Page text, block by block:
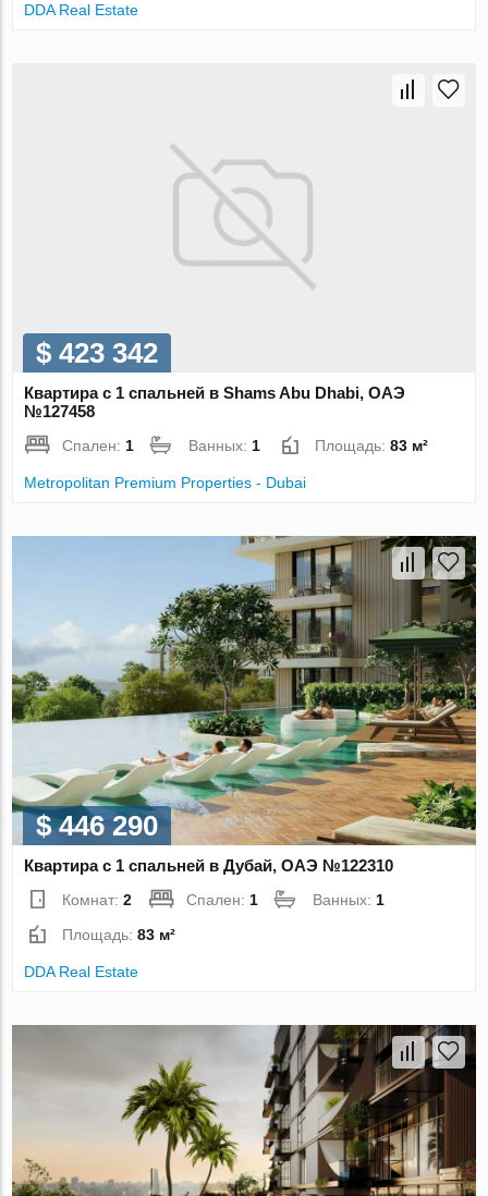
DDA Real Estate
$ 423 342
Квартира с 1 спальней в Shams Abu Dhabi, ОАЭ
№127458
Спален: 1 Ванных: 1 Площадь:83 м²
Metropolitan Premium Properties - Dubai
$ 446 290
Квартира с 1 спальней в Дубай, ОАЭ №122310
Комнат:2 Спален: 1 Ванных: 1
Площадь:83 м²
DDA Real Estate